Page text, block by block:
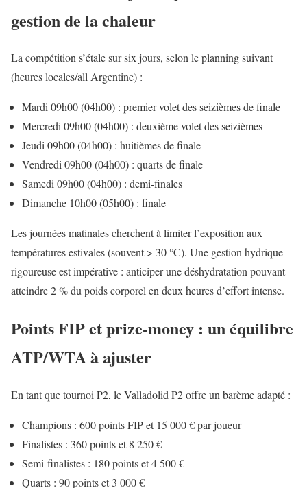
gestion de la chaleur
La compétition s’étale sur six jours, selon le planning suivant
(heures locales/all Argentine) :
Mardi 09h00 (04h00) : premier volet des seizièmes de finale
Mercredi 09h00 (04h00) : deuxième volet des seizièmes
Jeudi 09h00 (04h00) : huitièmes de finale
Vendredi 09h00 (04h00) : quarts de finale
Samedi 09h00 (04h00) : demi-finales
Dimanche 10h00 (05h00) : finale
Les journées matinales cherchent à limiter l’exposition aux
températures estivales (souvent > 30 °C). Une gestion hydrique
rigoureuse est impérative : anticiper une déshydratation pouvant
atteindre 2 % du poids corporel en deux heures d’effort intense.
Points FIP et prize-money : un équilibre
ATP/WTA à ajuster
En tant que tournoi P2, le Valladolid P2 offre un barème adapté :
Champions : 600 points FIP et 15 000 € par joueur
Finalistes : 360 points et 8 250 €
Semi-finalistes : 180 points et 4 500 €
Quarts : 90 points et 3 000 €